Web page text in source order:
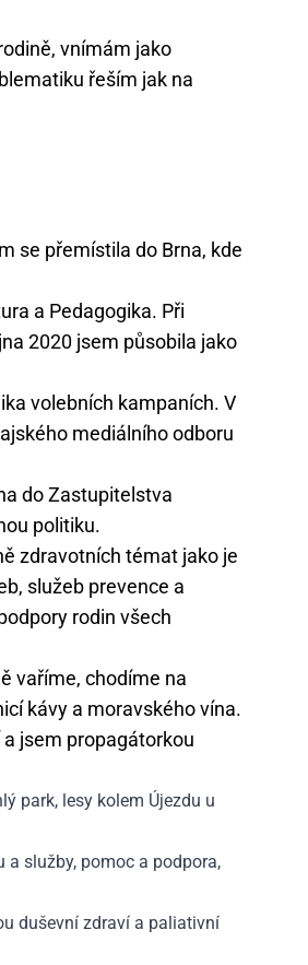
vnímám jako
řeším jak na
se přemístila do Brna, kde
a Pedagogika. Při
2020 jsem působila jako
volebních kampaních. V
mediálního odboru
do Zastupitelstva
politiku.
zdravotních témat jako je
služeb prevence a
rodin všech
vaříme, chodíme na
kávy a moravského vína.
jsem propagátorkou
park, lesy kolem Újezdu u
služby, pomoc a podpora,
duševní zdraví a paliativní